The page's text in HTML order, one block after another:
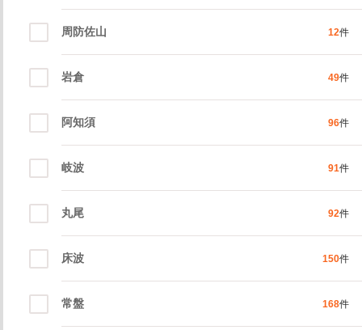
周防佐山 12件
岩倉 49件
阿知須 96件
岐波 91件
丸尾 92件
床波 150件
常盤 168件